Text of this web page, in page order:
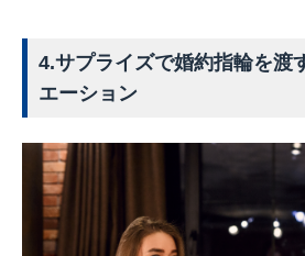
4.サプライズで婚約指輪を渡
エーション